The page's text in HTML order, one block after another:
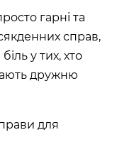
гарні та
справ,
у тих, хто
дружню
для